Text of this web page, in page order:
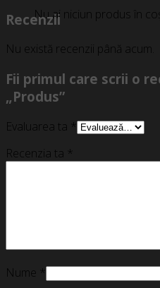
Nu ai niciun produs în
Recenzii
Nu există recenzii până acum.
Fii primul care scrii o
„Produs”
Evaluarea ta *
Recenzia ta *
Nume *